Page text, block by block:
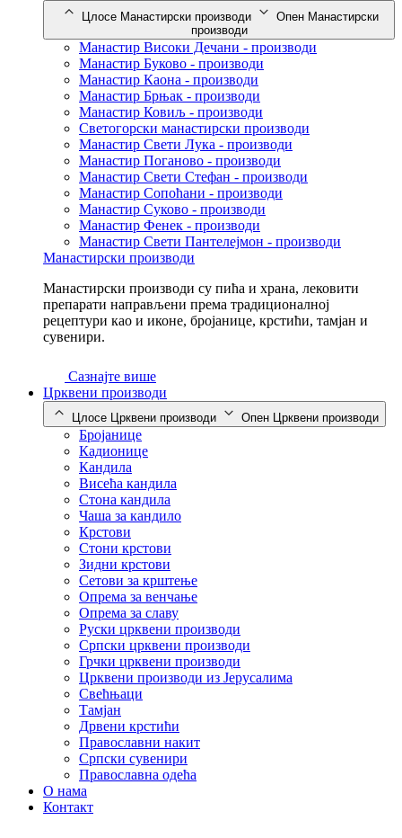
Цлосе Манастирски производи
Опен Манастирски
производи
Манастир Високи Дечани - производи
Манастир Буково - производи
Манастир Каона - производи
Манастир Брњак - производи
Манастир Ковиљ - производи
Светогорски манастирски производи
Манастир Свети Лука - производи
Манастир Поганово - производи
Манастир Свети Стефан - производи
Манастир Сопоћани - производи
Манастир Суково - производи
Манастир Фенек - производи
Манастир Свети Пантелејмон - производи
Манастирски производи
Манастирски производи су пића и храна, лековити
препарати направљени према традиционалној
рецептури као и иконе, бројанице, крстићи, тамјан и
сувенири.
Сазнајте више
Црквени производи
Цлосе Црквени производи Опен Црквени производи
Бројанице
Кадионице
Кандила
Висећа кандила
Стона кандила
Чаша за кандило
Крстови
Стони крстови
Зидни крстови
Сетови за крштење
Опрема за венчање
Опрема за славу
Руски црквени производи
Српски црквени производи
Грчки црквени производи
Црквени производи из Јерусалима
Свећњаци
Тамјан
Дрвени крстићи
Православни накит
Српски сувенири
Православна одећа
О нама
Контакт